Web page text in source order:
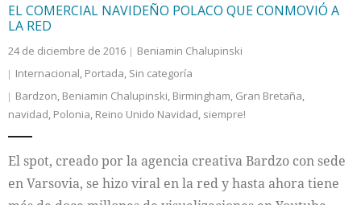
EL COMERCIAL NAVIDEÑO POLACO QUE CONMOVIÓ A
LA RED
24 de diciembre de 2016
Beniamin Chalupinski
Internacional, Portada, Sin categoría
Bardzon, Beniamin Chalupinski, Birmingham, Gran Bretaña,
navidad, Polonia, Reino Unido Navidad, siempre!
El spot, creado por la agencia creativa Bardzo con sede
en Varsovia, se hizo viral en la red y hasta ahora tiene